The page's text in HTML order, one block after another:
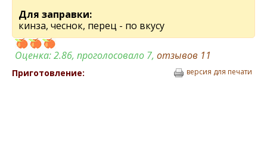
Для заправки:
кинза, чеснок, перец - по вкусу
Оценка:2.86, проголосовало 7, отзывов 11
Приготовление: версия для печати